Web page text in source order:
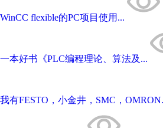
WinCC flexible的PC项目使用...
一本好书《PLC编程理论、算法及...
我有FESTO，小金井，SMC，